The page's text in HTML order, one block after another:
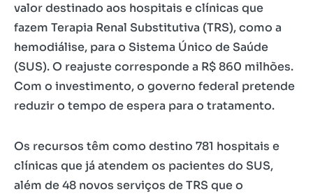
valor destinado aos hospitais e clínicas que
fazem Terapia Renal Substitutiva (TRS), como a
hemodiálise, para o Sistema Único de Saúde
(SUS). O reajuste corresponde a R$ 860 milhões.
Com o investimento, o governo federal pretende
reduzir o tempo de espera para o tratamento.
Os recursos têm como destino 781 hospitais e
clínicas que já atendem os pacientes do SUS,
além de 48 novos serviços de TRS que o